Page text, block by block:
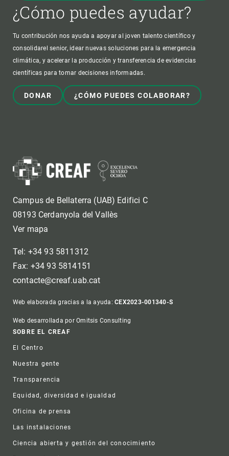
¿Cómo puedes ayudar?
Tu contribución nos ayuda a apoyar al joven talento científico y
consolidarel senior, idear nuevas soluciones para la emergencia
climática, y acelerar la producción y transferencia de evidencias
científicas para tomar decisiones informadas.
DONAR ¿CÓMO PUEDES COLABORAR?
Campus de Bellaterra (UAB) Edifici C
08193 Cerdanyola del Vallès
Ver mapa
Tel: +34 93 5811312
Fax: +34 93 5814151
contacte@creaf.uab.cat
Web elaborada gracias a la ayuda:CEX2023-001340-S
Web desarrollada por Omitsis Consulting
Footer
SOBRE EL CREAF
El Centro
Nuestra gente
Transparencia
Equidad, diversidad e igualdad
Oficina de prensa
Las instalaciones
Ciencia abierta y gestión del conocimiento